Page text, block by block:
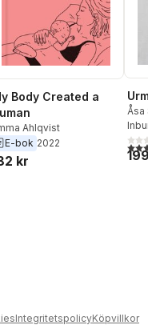
Body Created a
Ahlqvist
E-bok 2022
kr
Åsa
4,2
IntegritetspolicyKöpvillkor